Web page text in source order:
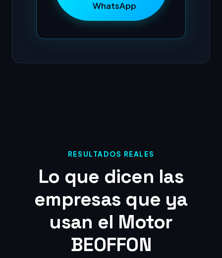
WhatsApp
RESULTADOS REALES
Lo que dicen las
empresas que ya
usan el Motor
BEOFFON